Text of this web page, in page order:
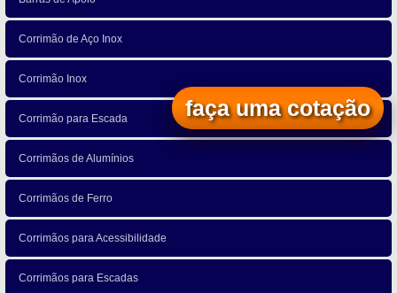
Corrimão de Aço Inox
Corrimão Inox
Corrimão para Escada
Corrimãos de Alumínios
Corrimãos de Ferro
Corrimãos para Acessibilidade
Corrimãos para Escadas
faça uma cotação